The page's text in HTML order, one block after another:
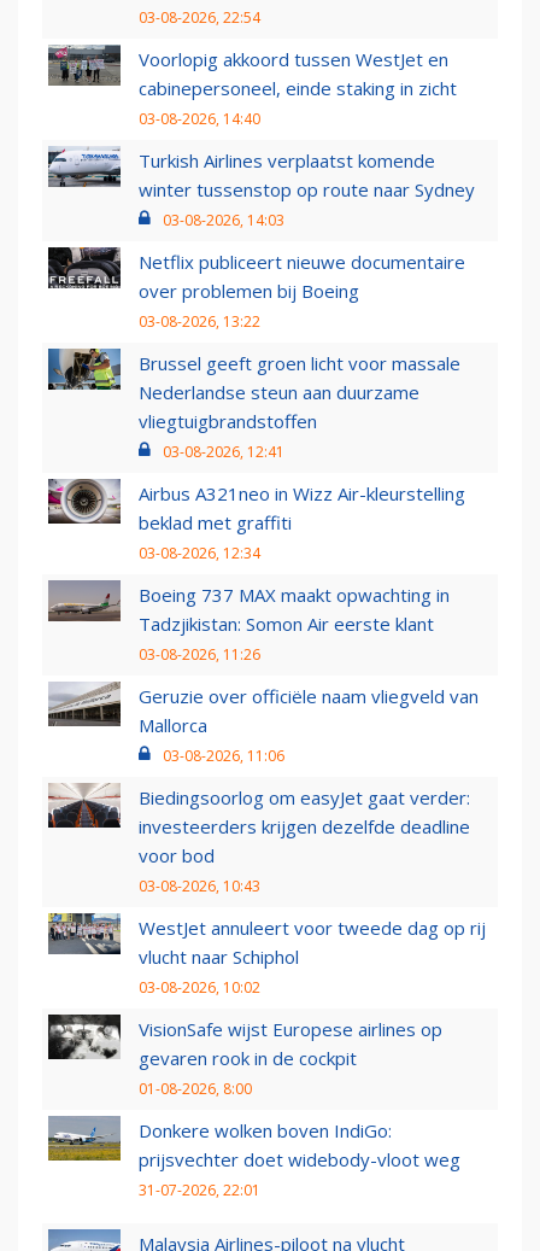
03-08-2026, 22:54
Voorlopig akkoord tussen WestJet en
cabinepersoneel, einde staking in zicht
03-08-2026, 14:40
Turkish Airlines verplaatst komende
winter tussenstop op route naar Sydney
03-08-2026, 14:03
Netflix publiceert nieuwe documentaire
over problemen bij Boeing
03-08-2026, 13:22
Brussel geeft groen licht voor massale
Nederlandse steun aan duurzame
vliegtuigbrandstoffen
03-08-2026, 12:41
Airbus A321neo in Wizz Air-kleurstelling
beklad met graffiti
03-08-2026, 12:34
Boeing 737 MAX maakt opwachting in
Tadzjikistan: Somon Air eerste klant
03-08-2026, 11:26
Geruzie over officiële naam vliegveld van
Mallorca
03-08-2026, 11:06
Biedingsoorlog om easyJet gaat verder:
investeerders krijgen dezelfde deadline
voor bod
03-08-2026, 10:43
WestJet annuleert voor tweede dag op rij
vlucht naar Schiphol
03-08-2026, 10:02
VisionSafe wijst Europese airlines op
gevaren rook in de cockpit
01-08-2026, 8:00
Donkere wolken boven IndiGo:
prijsvechter doet widebody-vloot weg
31-07-2026, 22:01
Malaysia Airlines-piloot na vlucht